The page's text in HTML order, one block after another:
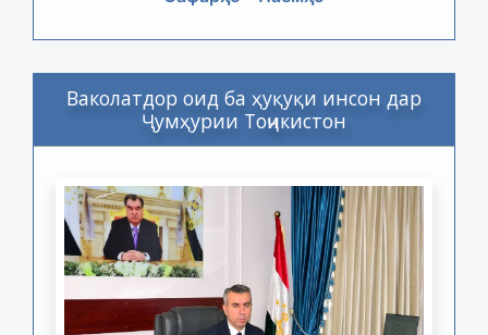
Ваколатдор оид ба ҳуқуқи инсон дар
Ҷумҳурии Тоҷикистон